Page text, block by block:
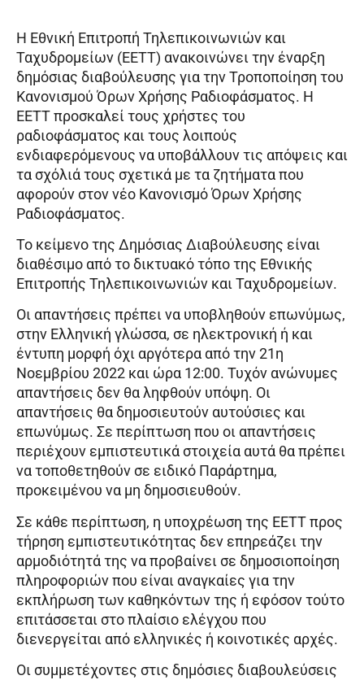
Η Εθνική Επιτροπή Τηλεπικοινωνιών και
Ταχυδρομείων (ΕΕΤΤ) ανακοινώνει την έναρξη
δημόσιας διαβούλευσης για την Τροποποίηση του
Κανονισμού Όρων Χρήσης Ραδιοφάσματος. Η
ΕΕΤΤ προσκαλεί τους χρήστες του
ραδιοφάσματος και τους λοιπούς
ενδιαφερόμενους να υποβάλλουν τις απόψεις και
τα σχόλιά τους σχετικά με τα ζητήματα που
αφορούν στον νέο Κανονισμό Όρων Χρήσης
Ραδιοφάσματος.
Το κείμενο της Δημόσιας Διαβούλευσης είναι
διαθέσιμο από το δικτυακό τόπο της Εθνικής
Επιτροπής Τηλεπικοινωνιών και Ταχυδρομείων.
Οι απαντήσεις πρέπει να υποβληθούν επωνύμως,
στην Ελληνική γλώσσα, σε ηλεκτρονική ή και
έντυπη μορφή όχι αργότερα από την 21η
Νοεμβρίου 2022 και ώρα 12:00. Τυχόν ανώνυμες
απαντήσεις δεν θα ληφθούν υπόψη. Οι
απαντήσεις θα δημοσιευτούν αυτούσιες και
επωνύμως. Σε περίπτωση που οι απαντήσεις
περιέχουν εμπιστευτικά στοιχεία αυτά θα πρέπει
να τοποθετηθούν σε ειδικό Παράρτημα,
προκειμένου να μη δημοσιευθούν.
Σε κάθε περίπτωση, η υποχρέωση της ΕΕΤΤ προς
τήρηση εμπιστευτικότητας δεν επηρεάζει την
αρμοδιότητά της να προβαίνει σε δημοσιοποίηση
πληροφοριών που είναι αναγκαίες για την
εκπλήρωση των καθηκόντων της ή εφόσον τούτο
επιτάσσεται στο πλαίσιο ελέγχου που
διενεργείται από ελληνικές ή κοινοτικές αρχές.
Οι συμμετέχοντες στις δημόσιες διαβουλεύσεις